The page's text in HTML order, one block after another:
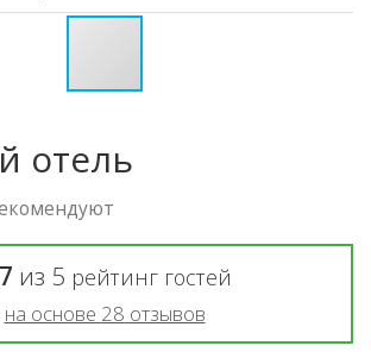
отель
из 5 рейтинг гостей
на основе 28 отзывов